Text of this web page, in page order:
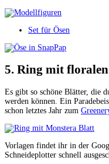
Set für Ösen
5. Ring mit
Es gibt so schöne Blätter, die
werden können. Ein
schon letztes Jahr zum
Vorlagen findet ihr in der
Schneideplotter schnell